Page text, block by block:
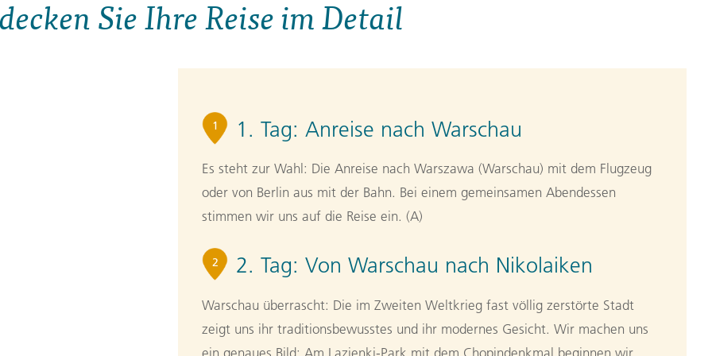
Sie Ihre Reise im Detail
1 1. Tag: Anreise nach Warschau
Es steht zur Wahl: Die Anreise nach Warszawa (Warschau) mit dem Flugzeug
oder von Berlin aus mit der Bahn. Bei einem gemeinsamen Abendessen
stimmen wir uns auf die Reise ein. (A)
2 2. Tag: Von Warschau nach Nikolaiken
Warschau überrascht: Die im Zweiten Weltkrieg fast völlig zerstörte Stadt
zeigt uns ihr traditionsbewusstes und ihr modernes Gesicht. Wir machen uns
ein genaues Bild: Am Lazienki-Park mit dem Chopindenkmal beginnen wir